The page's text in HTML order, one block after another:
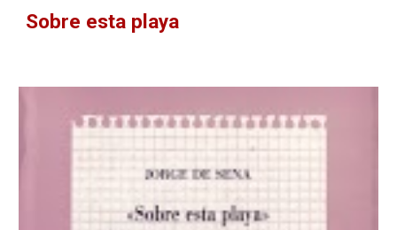
Sobre esta playa